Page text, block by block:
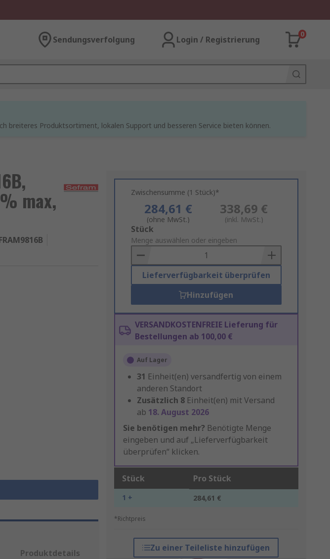
Sendungsverfolgung Login / Registrierung
0
breiteres Produktsortiment, lokalen Support und besseren Service bieten können.
max, Zwischensumme (1 Stück)*
284,61 €
(ohne MwSt.)
338,69 €
(inkl. MwSt.)
Add
to
Basket
Stück
Menge auswählen oder eingeben
Lieferverfügbarkeit überprüfen
Hinzufügen
VERSANDKOSTENFREIE Lieferung für
Bestellungen ab 100,00 €
Auf Lager
31 Einheit(en) versandfertig von einem
anderen Standort
Zusätzlich 8 Einheit(en) mit Versand
ab 18. August 2026
Sie benötigen mehr? Benötigte Menge
eingeben und auf „Lieferverfügbarkeit
überprüfen“ klicken.
Stück Pro Stück
1 + 284,61 €
*Richtpreis
Zu einer Teileliste hinzufügen
Produktdetails